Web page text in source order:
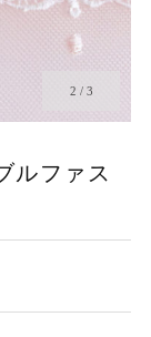
2 / 3
ルファス